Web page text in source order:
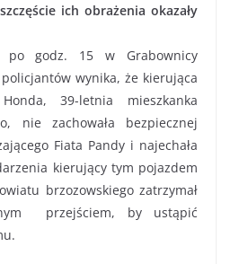
ich obrażenia okazały
po godz. 15 w Grabownicy
wynika, że kierująca
39-letnia mieszkanka
nie zachowała bezpiecznej
Fiata Pandy i najechała
kierujący tym pojazdem
brzozowskiego zatrzymał
przejściem, by ustąpić